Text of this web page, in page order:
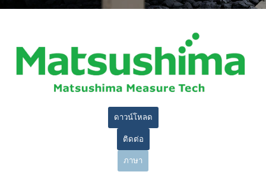
ดาวน์โหลด
ติดต่อ
ภาษา